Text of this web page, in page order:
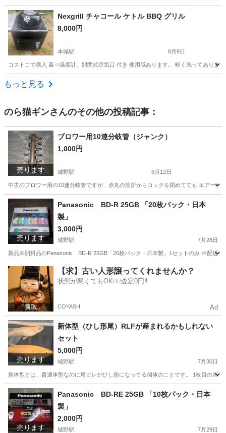
福岡 久留米市 Snap
Nexgrill チャコール ケトル BBQ グリル
8,000円
本城駅 8月9日
コストコで購入 蓋⇒温度計、開閉式空気口 付き 使用感あります。 軽く洗ってありま
福岡 北九州市
もっと見る
のら猫ギンさんのその他の投稿記事：
売ります
ブロワー用10連分岐管（ジャンク）
1,000円
城野駅 6月12日
中古のブロワー用の10連分岐管ですが、赤丸の箇所からコックを閉めてても エアー
福岡 北九州市
売ります
Panasonic BD-R 25GB 「20枚パック・日本
製」
3,000円
城野駅 7月28日
新品未開封品のPanasonic BD-R 25GB「20枚パック・日本製」1セットのみ ※配送
福岡 北九州市 城野駅 映像プレーヤー、レコーダー
Panasonic
【求】古い人形譲ってくれませんか？
状態が悪くてもOK🙆‍♀️査定0円‼️
COYASH Ad
売ります
新体型（ひし形尾）RLFが産まれるかもしれない
セット
5,000円
城野駅 7月30日
新体型とは、普通体型なのに尾ビレがひし形になってる個体のことです。 1枚目の画
福岡 北九州市
売ります
Panasonic BD-RE 25GB 「10枚パック・日本
製」
2,000円
城野駅 7月29日